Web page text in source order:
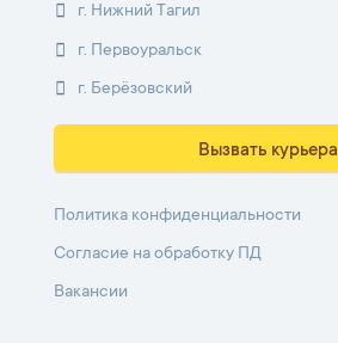
г. Нижний Тагил
г. Первоуральск
г. Берёзовский
Вызвать курьера
Политика конфиденциальности
Согласие на обработку ПД
Вакансии